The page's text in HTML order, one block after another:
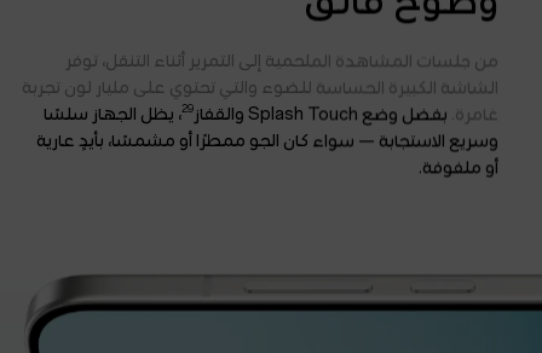
من جلسات المشاهدة الملحمية إلى التمرير أثناء التنقل، توفر
الشاشة الكبيرة الحساسة للضوء والتي تحتوي على مليار لون تجربة
غامرة. بفضل وضع Splash Touch والقفاز 29، يظل الجهاز سلسًا
وسريع الاستجابة — سواء كان الجو ممطرًا أو مشمسًا، بأيدٍ عارية
أو ملفوفة.